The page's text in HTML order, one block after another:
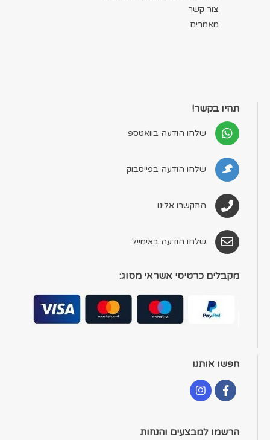
צור קשר
מאמרים
תהיו בקשר!
שלחו הודעה בוואטספ
שלחו הודעה בפייסבוק
התקשרו אלינו
שלחו הודעה באימייל
מקבלים כרטיסי אשראי מסוג:
חפשו אותנו
הרשמו למבצעים והנחות